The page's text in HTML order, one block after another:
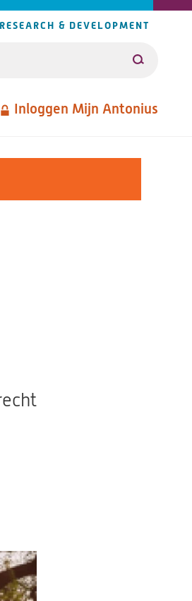
RESEARCH & DEVELOPMENT
Zoeken
Inloggen Mijn Antonius